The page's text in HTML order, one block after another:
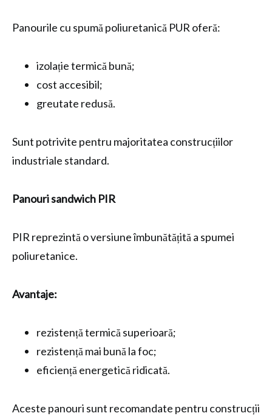
Panourile cu spumă poliuretanică PUR oferă:
izolație termică bună;
cost accesibil;
greutate redusă.
Sunt potrivite pentru majoritatea construcțiilor
industriale standard.
Panouri sandwich PIR
PIR reprezintă o versiune îmbunătățită a spumei
poliuretanice.
Avantaje:
rezistență termică superioară;
rezistență mai bună la foc;
eficiență energetică ridicată.
Aceste panouri sunt recomandate pentru construcții